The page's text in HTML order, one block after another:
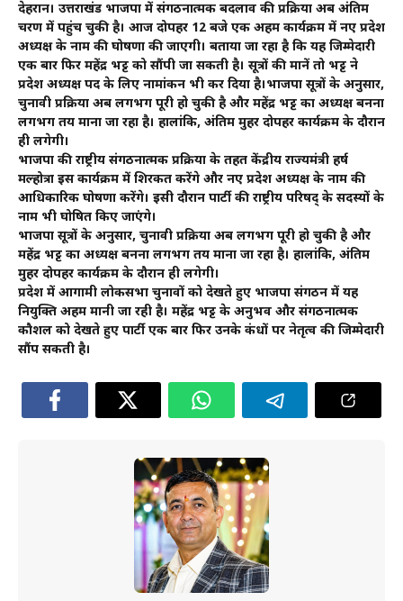
देहरादून। उत्तराखंड भाजपा में संगठनात्मक बदलाव की प्रक्रिया अब अंतिम
चरण में पहुंच चुकी है। आज दोपहर 12 बजे एक अहम कार्यक्रम में नए प्रदेश
अध्यक्ष के नाम की घोषणा की जाएगी। बताया जा रहा है कि यह जिम्मेदारी
एक बार फिर महेंद्र भट्ट को सौंपी जा सकती है। सूत्रों की मानें तो भट्ट ने
प्रदेश अध्यक्ष पद के लिए नामांकन भी कर दिया है।भाजपा सूत्रों के अनुसार,
चुनावी प्रक्रिया अब लगभग पूरी हो चुकी है और महेंद्र भट्ट का अध्यक्ष बनना
लगभग तय माना जा रहा है। हालांकि, अंतिम मुहर दोपहर कार्यक्रम के दौरान
ही लगेगी।
भाजपा की राष्ट्रीय संगठनात्मक प्रक्रिया के तहत केंद्रीय राज्यमंत्री हर्ष
मल्होत्रा इस कार्यक्रम में शिरकत करेंगे और नए प्रदेश अध्यक्ष के नाम की
आधिकारिक घोषणा करेंगे। इसी दौरान पार्टी की राष्ट्रीय परिषद् के सदस्यों के
नाम भी घोषित किए जाएंगे।
भाजपा सूत्रों के अनुसार, चुनावी प्रक्रिया अब लगभग पूरी हो चुकी है और
महेंद्र भट्ट का अध्यक्ष बनना लगभग तय माना जा रहा है। हालांकि, अंतिम
मुहर दोपहर कार्यक्रम के दौरान ही लगेगी।
प्रदेश में आगामी लोकसभा चुनावों को देखते हुए भाजपा संगठन में यह
नियुक्ति अहम मानी जा रही है। महेंद्र भट्ट के अनुभव और संगठनात्मक
कौशल को देखते हुए पार्टी एक बार फिर उनके कंधों पर नेतृत्व की जिम्मेदारी
सौंप सकती है।